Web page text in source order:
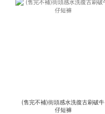
(售完不補)街頭感水洗復古刷破牛
仔短褲